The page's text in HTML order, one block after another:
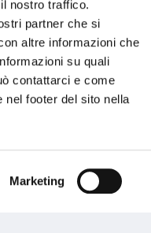
nostro traffico.
partner che si
altre informazioni che
su quali
contattarci e come
footer del sito nella
Marketing